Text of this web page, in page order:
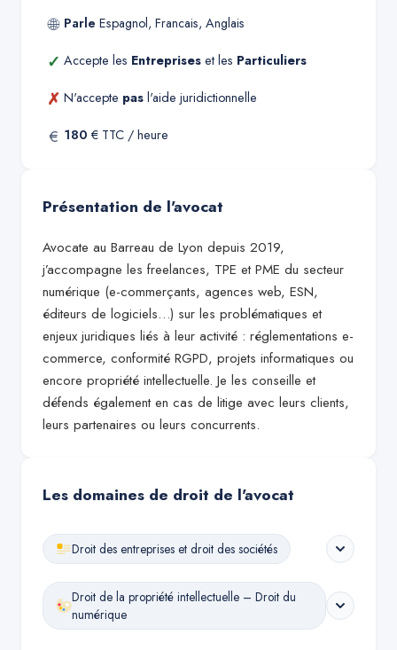
🌐 Parle Espagnol, Francais, Anglais
✓ Accepte les Entreprises et les Particuliers
✗ N'accepte pas l'aide juridictionnelle
€ 180 € TTC / heure
Présentation de l'avocat
Avocate au Barreau de Lyon depuis 2019,
j’accompagne les freelances, TPE et PME du secteur
numérique (e-commerçants, agences web, ESN,
éditeurs de logiciels…) sur les problématiques et
enjeux juridiques liés à leur activité : réglementations e-
commerce, conformité RGPD, projets informatiques ou
encore propriété intellectuelle. Je les conseille et
défends également en cas de litige avec leurs clients,
leurs partenaires ou leurs concurrents.
Les domaines de droit de l'avocat
Droit des entreprises et droit des sociétés
Droit de la propriété intellectuelle – Droit du
numérique